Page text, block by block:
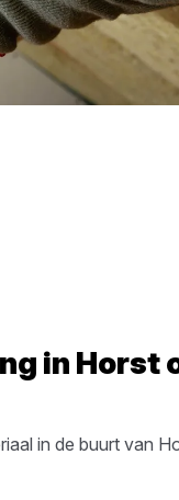
in Horst
in de buurt van